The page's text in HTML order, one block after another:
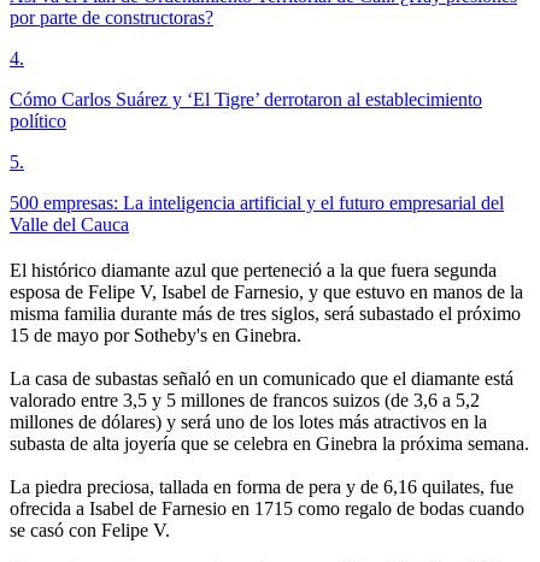
por parte de constructoras?
4.
Cómo Carlos Suárez y ‘El Tigre’ derrotaron al establecimiento
político
5.
500 empresas: La inteligencia artificial y el futuro empresarial del
Valle del Cauca
El histórico diamante azul que perteneció a la que fuera segunda
esposa de Felipe V, Isabel de Farnesio, y que estuvo en manos de la
misma familia durante más de tres siglos, será subastado el próximo
15 de mayo por Sotheby's en Ginebra.
La casa de subastas señaló en un comunicado que el diamante está
valorado entre 3,5 y 5 millones de francos suizos (de 3,6 a 5,2
millones de dólares) y será uno de los lotes más atractivos en la
subasta de alta joyería que se celebra en Ginebra la próxima semana.
La piedra preciosa, tallada en forma de pera y de 6,16 quilates, fue
ofrecida a Isabel de Farnesio en 1715 como regalo de bodas cuando
se casó con Felipe V.